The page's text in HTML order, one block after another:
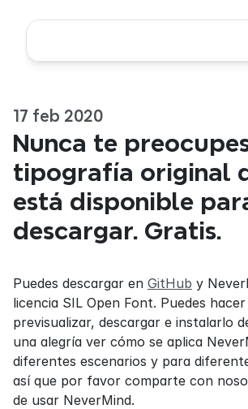
17 feb 2020
Nunca te
tipografía original
está disponible
descargar. Gratis.
Puedes descargar en GitHub y
licencia SIL Open Font. Puedes
previsualizar, descargar e instalarlo
una alegría ver cómo se aplica
diferentes escenarios y para
así que por favor comparte con
de usar NeverMind.